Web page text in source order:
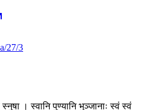
27/3
। स्वानि पुण्यानि भुञ्जानाः स्वं स्वं